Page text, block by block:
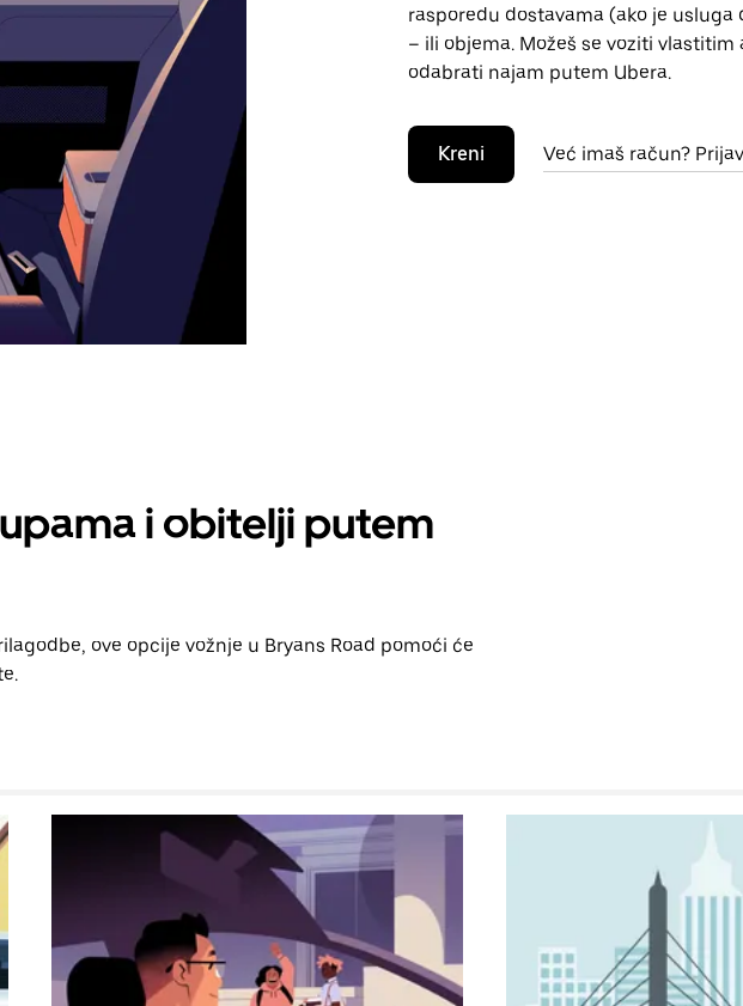
rasporedu dostavama (ako je
– ili objema. Možeš se voziti
odabrati najam putem Ubera.
Kreni Već imaš račun?
i obitelji putem
ove opcije vožnje u Bryans Road pomoći će